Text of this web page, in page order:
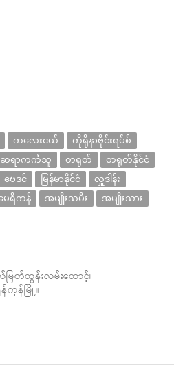
ကလေးငယ်
ကိုရိုနာဗိုင်းရပ်စ်
ဆရာကင်္ကသူ တရုတ်
တရုတ်နိုင်ငံ
ဗေဒင် မြန်မာနိုင်ငံ
လှူဒါန်း
ေရိကန် အမျိုးသမီး အမျိုးသား
ြတ်ထွန်းလမ်းထောင့်၊
ကုန်မြို့။